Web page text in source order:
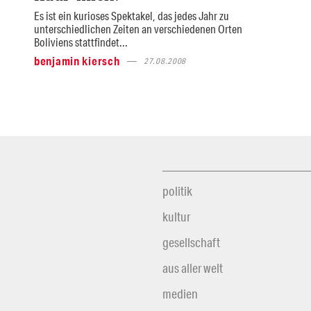
Es ist ein kurioses Spektakel, das jedes Jahr zu
unterschiedlichen Zeiten an verschiedenen Orten
Boliviens stattfindet...
benjamin kiersch
27.08.2008
politik
kultur
gesellschaft
aus aller welt
medien